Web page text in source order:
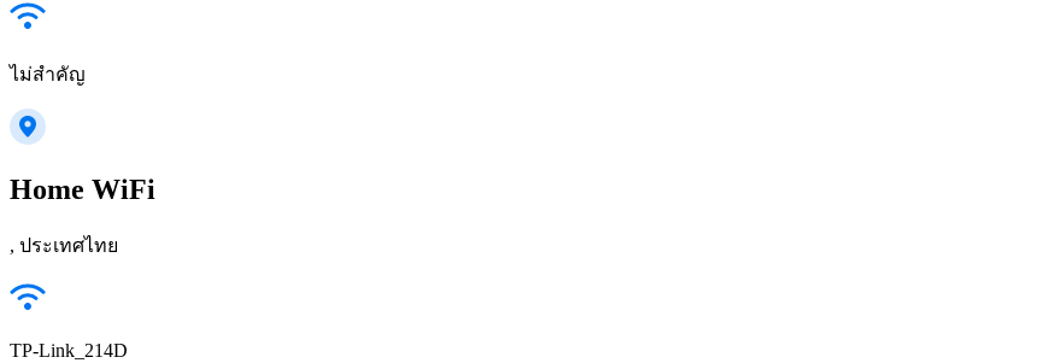
ไม่สำคัญ
Home WiFi
, ประเทศไทย
TP-Link_214D